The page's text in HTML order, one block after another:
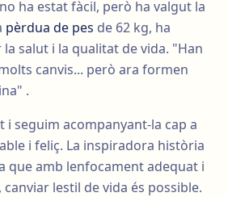
ha estat fàcil, però ha valgut la
pèrdua de pes de 62 kg, ha
salut i la qualitat de vida. "Han
canvis... però ara formen
.
i seguim acompanyant-la cap a
i feliç. La inspiradora història
que amb lenfocament adequat i
lestil de vida és possible.